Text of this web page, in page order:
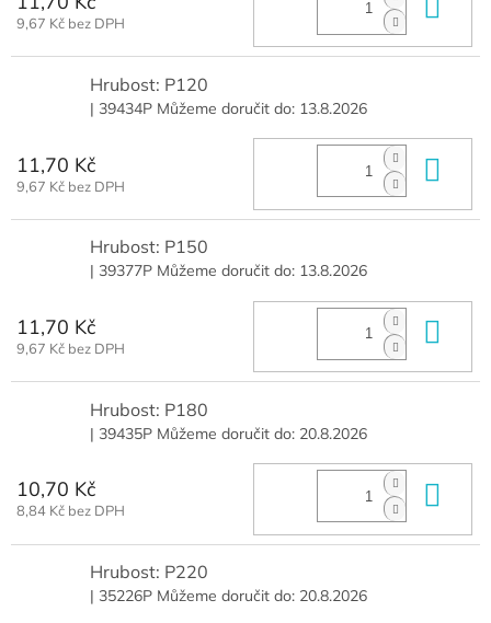
9,67 Kč bez DPH
Hrubost: P120
| 39434P Můžeme doručit do: 13.8.2026
11,70 Kč
9,67 Kč bez DPH
Hrubost: P150
| 39377P Můžeme doručit do: 13.8.2026
11,70 Kč
9,67 Kč bez DPH
Hrubost: P180
| 39435P Můžeme doručit do: 20.8.2026
10,70 Kč
8,84 Kč bez DPH
Hrubost: P220
| 35226P Můžeme doručit do: 20.8.2026